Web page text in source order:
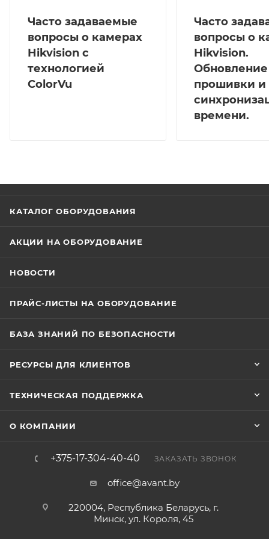
Часто задаваемые
вопросы о камерах
Hikvision с
технологией
ColorVu
Часто
вопросы о
Hikvision.
Обновление
прошивки и
времени.
КАТАЛОГ ОБОРУДОВАНИЯ
АКЦИИ НА ОБОРУДОВАНИЕ
НОВОСТИ
ПРАЙС-ЛИСТЫ НА ОБОРУДОВАНИЕ
БАЗА ЗНАНИЙ ПО БЕЗОПАСНОСТИ
РЕСУРСЫ ДЛЯ КЛИЕНТОВ
ТЕХНИЧЕСКАЯ ПОДДЕРЖКА
О КОМПАНИИ
+375-17-304-40-40 ЗАКАЗАТЬ ЗВОНОК
office@avant.by
220004, Республика Беларусь, г.
Минск, ул. Короля, 45